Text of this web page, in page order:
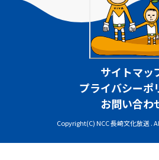
サイトマッ
プライバシーポ
お問い合わ
Copyright(C) NCC 長崎文化放送 .